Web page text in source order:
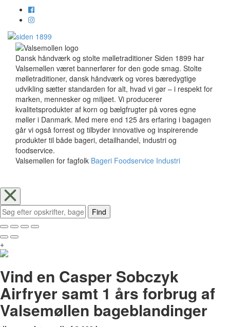
Dansk håndværk og stolte mølletraditioner Siden 1899 har
Valsemøllen været bannerfører for den gode smag. Stolte
mølletraditioner, dansk håndværk og vores bæredygtige
udvikling sætter standarden for alt, hvad vi gør – i respekt for
marken, mennesker og miljøet. Vi producerer
kvalitetsprodukter af korn og bælgfrugter på vores egne
møller i Danmark. Med mere end 125 års erfaring i bagagen
går vi også forrest og tilbyder innovative og inspirerende
produkter til både bageri, detailhandel, industri og
foodservice.
Valsemøllen for fagfolk Bageri Foodservice Industri
Find
+
Vind en Casper Sobczyk
Airfryer samt 1 års forbrug af
Valsemøllen bageblandinger